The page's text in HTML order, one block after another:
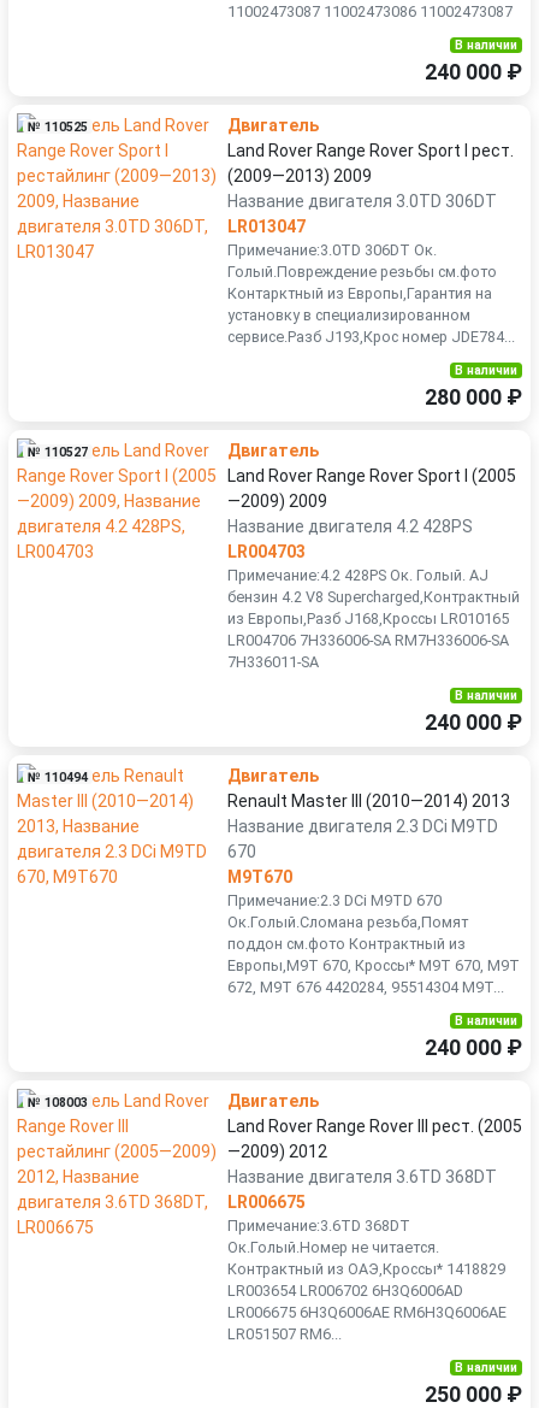
11002473087 11002473086 11002473087
В наличии
240 000 ₽
№ 110525
Двигатель
Land Rover Range Rover Sport I рест.
(2009—2013) 2009
Название двигателя 3.0TD 306DT
LR013047
Примечание:3.0TD 306DT Ок.
Голый.Повреждение резьбы см.фото
Контарктный из Европы,Гарантия на
установку в специализированном
сервисе.Разб J193,Крос номер JDE784...
В наличии
280 000 ₽
№ 110527
Двигатель
Land Rover Range Rover Sport I (2005
—2009) 2009
Название двигателя 4.2 428PS
LR004703
Примечание:4.2 428PS Ок. Голый. AJ
бензин 4.2 V8 Supercharged,Контрактный
из Европы,Разб J168,Кроссы LR010165
LR004706 7H336006-SA RM7H336006-SA
7H336011-SA
В наличии
240 000 ₽
№ 110494
Двигатель
Renault Master III (2010—2014) 2013
Название двигателя 2.3 DCi M9TD
670
M9T670
Примечание:2.3 DCi M9TD 670
Ок.Голый.Сломана резьба,Помят
поддон см.фото Контрактный из
Европы,M9T 670, Кроссы* М9Т 670, М9T
672, M9Т 676 4420284, 95514304 M9T...
В наличии
240 000 ₽
№ 108003
Двигатель
Land Rover Range Rover III рест. (2005
—2009) 2012
Название двигателя 3.6TD 368DT
LR006675
Примечание:3.6TD 368DT
Ок.Голый.Номер не читается.
Контрактный из ОАЭ,Кроссы* 1418829
LR003654 LR006702 6Н3Q6006АD
LR006675 6H3Q6006AЕ RM6Н3Q6006AЕ
LR051507 RМ6...
В наличии
250 000 ₽